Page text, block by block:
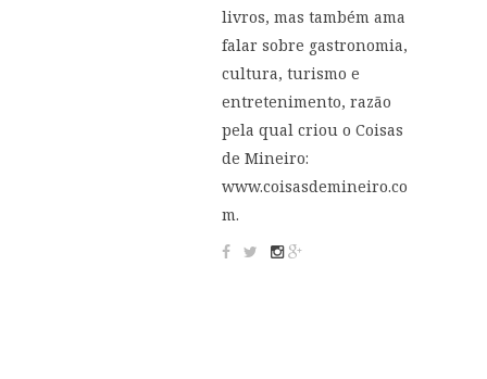
livros, mas também ama
falar sobre gastronomia,
cultura, turismo e
entretenimento, razão
pela qual criou o Coisas
de Mineiro:
www.coisasdemineiro.co
m.